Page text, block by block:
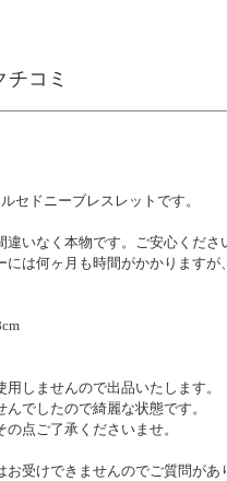
チコミ
セドニーブレスレットです。
違いなく本物です。ご安心くださ
は何ヶ月も時間がかかります
しませんので出品いたします。
でしたので綺麗な状態です。
点ご了承くださいませ。
受けできませんのでご質問が